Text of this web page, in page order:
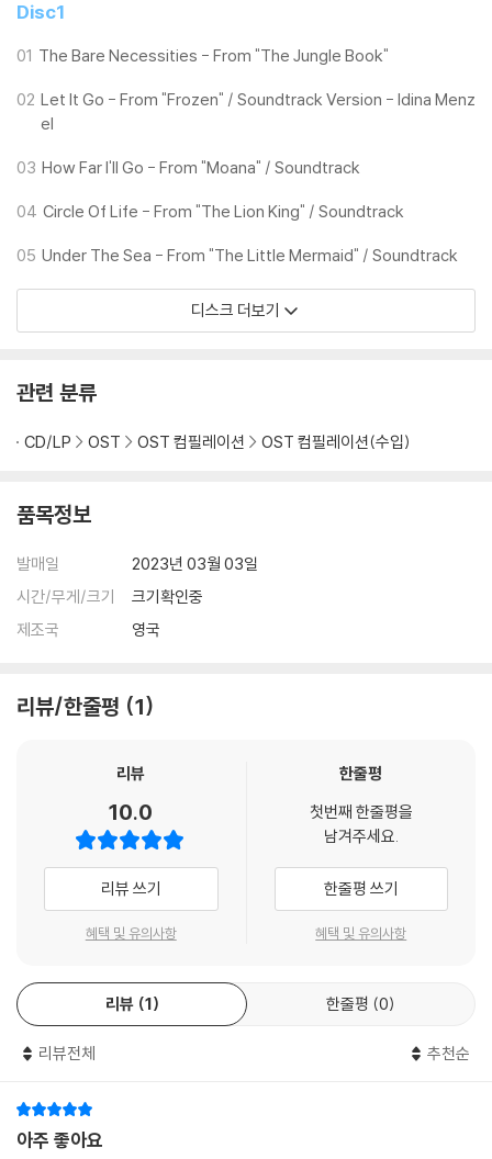
Disc1
01 The Bare Necessities - From "The Jungle Book"
02 Let It Go - From "Frozen" / Soundtrack Version - Idina Menz
el
03 How Far I'll Go - From "Moana" / Soundtrack
04 Circle Of Life - From "The Lion King" / Soundtrack
05 Under The Sea - From "The Little Mermaid" / Soundtrack
디스크 더보기
관련 분류
CD/LP OST OST 컴필레이션 OST 컴필레이션(수입)
품목정보
발매일
2023년 03월 03일
시간/무게/크기
크기확인중
제조국
영국
리뷰/한줄평 1
리뷰
10.0
리뷰 쓰기
혜택 및 유의사항
한줄평
첫번째 한줄평을
남겨주세요.
한줄평 쓰기
혜택 및 유의사항
리뷰 1 한줄평 0
리뷰전체 추천순
아주 좋아요